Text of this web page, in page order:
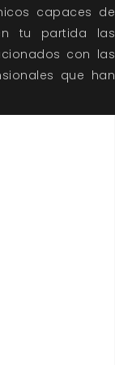
capaces de
tu partida las
con las
que han